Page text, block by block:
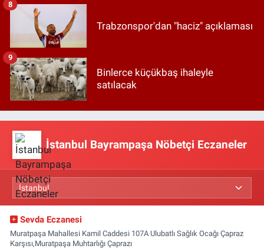
Trabzonspor'dan "haciz" açıklaması
8
Binlerce küçükbaş ihaleyle
satılacak
9
İstanbul Bayrampaşa Nöbetçi Eczaneler
Sevda Eczanesi
Muratpaşa Mahallesi Kamil Caddesi 107A Ulubatlı Sağlık Ocağı Çapraz
Karşısı,Muratpaşa Muhtarlığı Çaprazı